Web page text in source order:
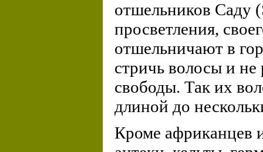
отшельников Саду
просветления,
отшельничают в
стричь волосы и
свободы. Так их
длиной до
Кроме африканцев